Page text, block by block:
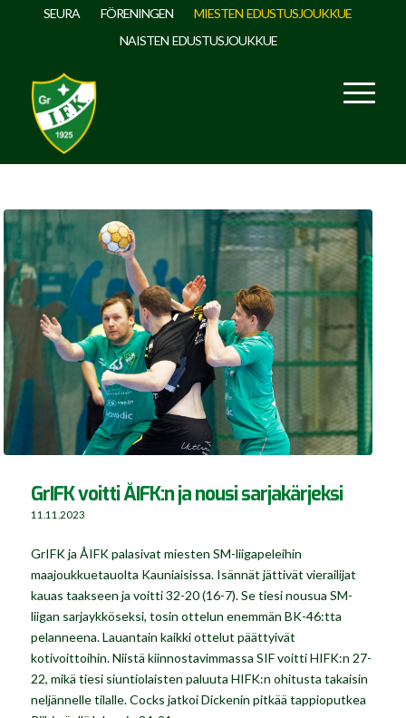
SEURA FÖRENINGEN
MIESTEN EDUSTUSJOUKKUE
NAISTEN EDUSTUSJOUKKUE
GrIFK voitti ÅIFK:n ja nousi sarjakärjeksi
11.11.2023
GrIFK ja ÅIFK palasivat miesten SM-liigapeleihin
maajoukkuetauolta Kauniaisissa. Isännät jättivät vierailijat
kauas taakseen ja voitti 32-20 (16-7). Se tiesi nousua SM-
liigan sarjaykköseksi, tosin ottelun enemmän BK-46:tta
pelanneena. Lauantain kaikki ottelut päättyivät
kotivoittoihin. Niistä kiinnostavimmassa SIF voitti HIFK:n 27-
22, mikä tiesi siuntiolaisten paluuta HIFK:n ohitusta takaisin
neljännelle tilalle. Cocks jatkoi Dickenin pitkää tappioputkea